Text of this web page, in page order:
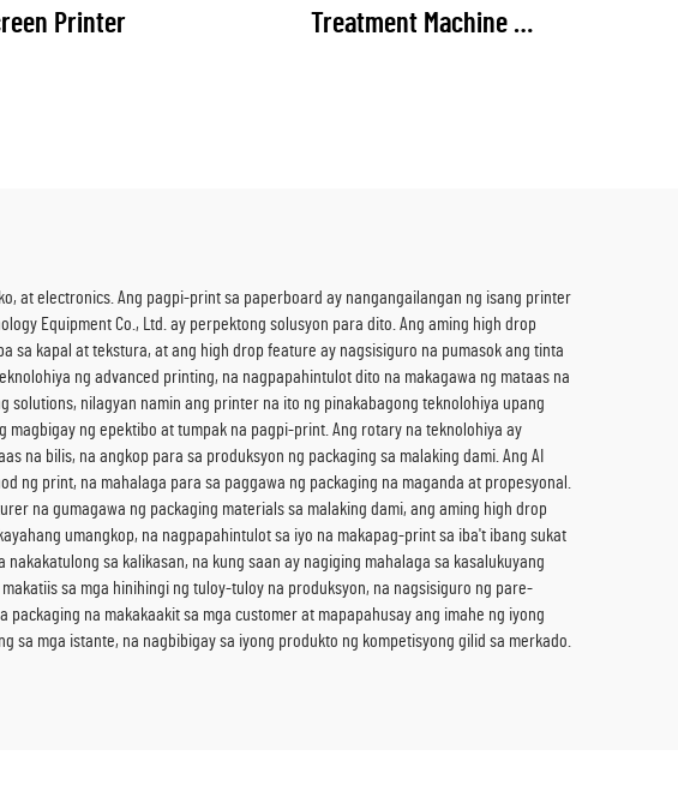
Printer
Treatment Machine
at electronics. Ang pagpi-print sa paperboard ay nangangailangan ng isang printer
Equipment Co., Ltd. ay perpektong solusyon para dito. Ang aming high drop
sa kapal at tekstura, at ang high drop feature ay nagsisiguro na pumasok ang tinta
ng advanced printing, na nagpapahintulot dito na makagawa ng mataas na
nilagyan namin ang printer na ito ng pinakabagong teknolohiya upang
ng epektibo at tumpak na pagpi-print. Ang rotary na teknolohiya ay
bilis, na angkop para sa produksyon ng packaging sa malaking dami. Ang AI
ng print, na mahalaga para sa paggawa ng packaging na maganda at propesyonal.
na gumagawa ng packaging materials sa malaking dami, ang aming high drop
umangkop, na nagpapahintulot sa iyo na makapag-print sa iba't ibang sukat
sa kalikasan, na kung saan ay nagiging mahalaga sa kasalukuyang
sa mga hinihingi ng tuloy-tuloy na produksyon, na nagsisiguro ng pare-
na makakaakit sa mga customer at mapapahusay ang imahe ng iyong
mga istante, na nagbibigay sa iyong produkto ng kompetisyong gilid sa merkado.